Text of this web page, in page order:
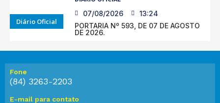
Diário Oficial
07/08/2026
13:24
PORTARIA Nº 593, DE 07 DE AGOSTO
DE 2026.
Fone
(84) 3263-2203
E-mail para contato